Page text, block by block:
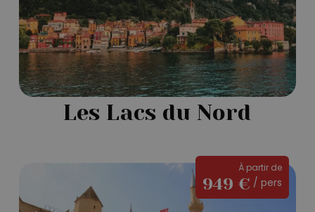
Les Lacs du Nord
Le
charme
méditerranéen
À partir de
949 € / pers